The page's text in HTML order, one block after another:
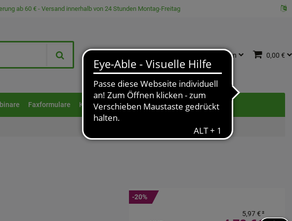
ab 60 € - Versand innerhalb von 24 Stunden Montag-Freitag
Anmelden 0,00 €
Faxformulare Kontakt
5,97 €²
-20%